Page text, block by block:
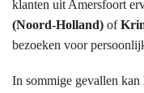
klanten uit Amersfoort
(Noord-Holland) of
bezoeken voor
In sommige gevallen